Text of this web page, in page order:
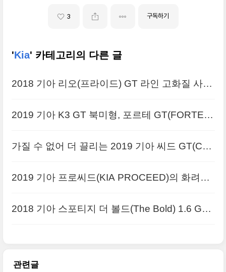
3 구독하기
'Kia' 카테고리의 다른 글
2018 기아 리오(프라이드) GT 라인 고화질 사진
2019 기아 K3 GT 북미형, 포르테 GT(FORTE G
가질 수 없어 더 끌리는 2019 기아 씨드 GT(Cee
2019 기아 프로씨드(KIA PROCEED)의 화려한
2018 기아 스포티지 더 볼드(The Bold) 1.6 GDi
관련글